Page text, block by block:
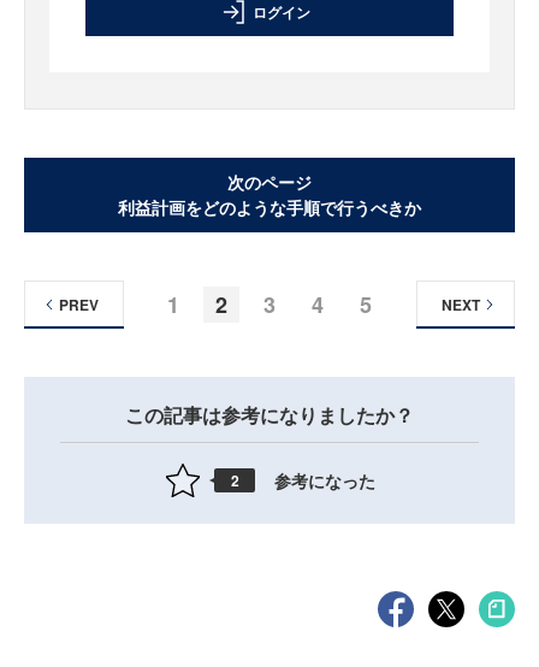
ログイン
次のページ
利益計画をどのような手順で行うべきか
1 2 3 4 5
PREV NEXT
この記事は参考になりましたか？
2 参考になった